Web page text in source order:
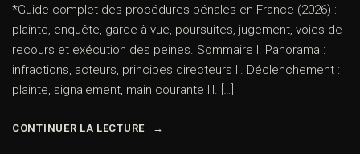
*Guide complet des procédures pénales en France (2026) :
plainte, enquête, garde à vue, poursuites, jugement, voies de
recours et exécution des peines. Sommaire I. Panorama :
infractions, acteurs, principes directeurs II. Déclenchement :
plainte, signalement, main courante III. […]
CONTINUER LA LECTURE